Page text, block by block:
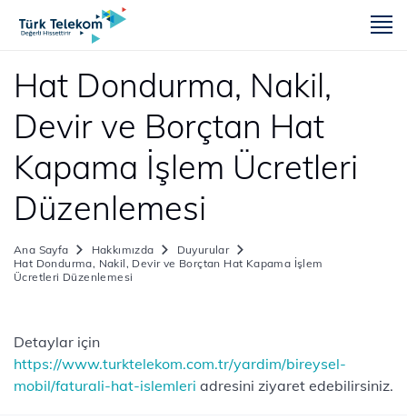
Hat Dondurma, Nakil,
Devir ve Borçtan Hat
Kapama İşlem Ücretleri
Düzenlemesi
Ana Sayfa Hakkımızda
Duyurular
Hat Dondurma, Nakil, Devir ve Borçtan Hat Kapama İşlem
Ücretleri Düzenlemesi
Detaylar için
https://www.turktelekom.com.tr/yardim/bireysel-
mobil/faturali-hat-islemleri​ adresini ziyaret edebilirsiniz.